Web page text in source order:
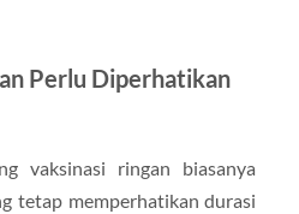
Perlu Diperhatikan
vaksinasi ringan biasanya
tetap memperhatikan durasi